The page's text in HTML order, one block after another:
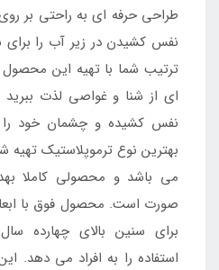
طراحی حرفه ای به راحتی بر
نفس کشیدن در زیر آب را برای
ترتیب شما با تهیه این
ای از شنا و غواصی لذت ببرید
نفس کشیده و چشمان خود را
بهترین نوع ترموپلاستیک
می باشد و محصولی کاملا
صورت است. محصول فوق با
برای سنین بالای چهارده
استفاده را به افراد می دهد.